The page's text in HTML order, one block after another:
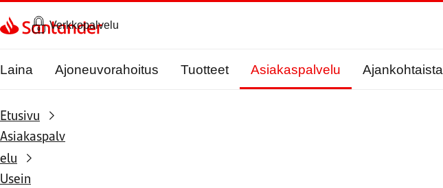
Siirry sivulle
Verkkopalvelu
Laina Ajoneuvorahoitus Tuotteet Asiakaspalvelu Ajankohtaista
Etusivu
Asiakaspalv
elu
Usein